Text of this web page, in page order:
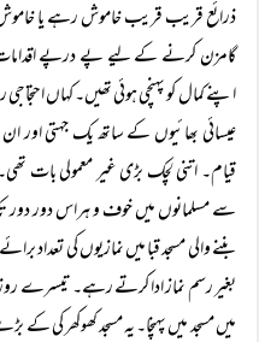
ذرائع قریب قریب خاموش رہے یا
گامزن کرنے کے لیے پے درپے
اپنے کمال کو پہنچی ہوئی تھیں۔ کہاں
عیسائی بھائیوں کے ساتھ یک جہتی
قیام۔ اتنی لچک بڑی غیر معمولی بات
سے مسلمانوں میں خوف و ہراس دور دور
بننے والی مسجد قبا میں نمازیوں کی
بغیر رسم نماز ادا کرتے رہے۔ تیسرے
میں مسجد میں پہنچا۔ یہ مسجد کھوکھر کی